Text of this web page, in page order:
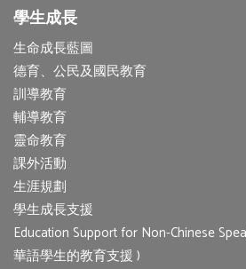
學生成長
生命成長藍圖
德育、公民及國民教育
訓導教育
輔導教育
靈命教育
課外活動
生涯規劃
學生成長支援
Education Support for Non-Chinese
華語學生的教育支援 )